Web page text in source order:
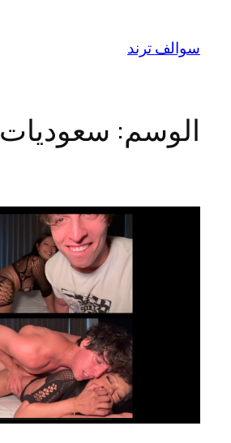
المحتوى
سوالف ترند
الوسم: سعوديات